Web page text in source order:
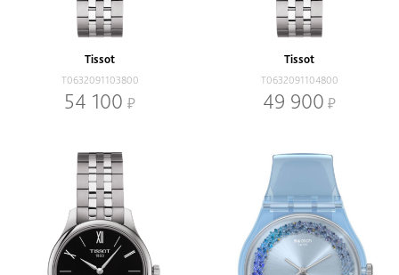
В наличии
Браслет
Диаметр, мм
Tissot
T0632091103800
54 100
Tissot
T0632091104800
49 900